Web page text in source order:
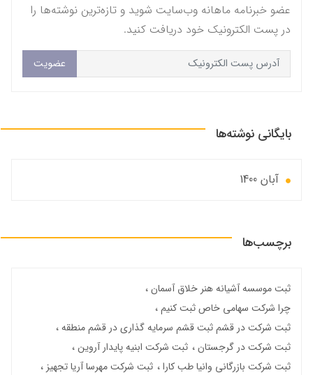
عضو خبرنامه ماهانه وب‌سایت شوید و تازه‌ترین نوشته‌ها را
در پست الکترونیک خود دریافت کنید.
عضویت
بایگانی نوشته‌ها
آبان 1400
برچسب‌ها
ثبت موسسه آشیانه هنر خلاق آسمان
چرا شرکت سهامی خاص ثبت کنیم
ثبت شرکت در قشم ثبت قشم سرمایه گذاری در قشم منطقه
ثبت شرکت در گرجستان
ثبت شرکت ابنیه پایدار آروین
ثبت شرکت بازرگانی وانیا طب کارا
ثبت شرکت مهرسا آریا تجهیز